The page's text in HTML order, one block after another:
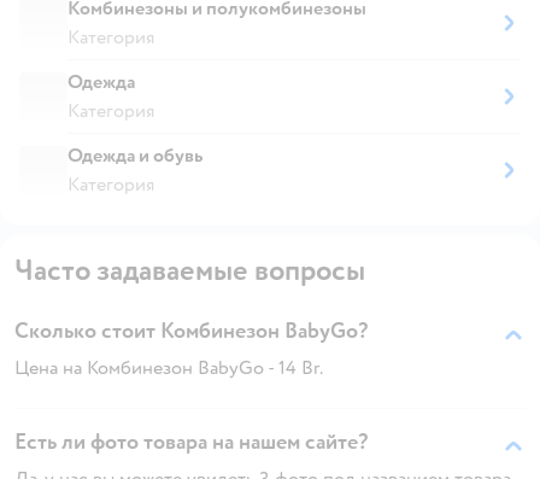
Комбинезоны и полукомбинезоны
Категория
Одежда
Категория
Одежда и обувь
Категория
Часто задаваемые вопросы
Сколько стоит Комбинезон BabyGo?
Цена на Комбинезон BabyGo - 14 Br.
Есть ли фото товара на нашем сайте?